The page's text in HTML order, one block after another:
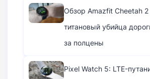
Обзор Amazfit Cheetah
титановый убийца
за полцены
Pixel Watch 5: LTE-